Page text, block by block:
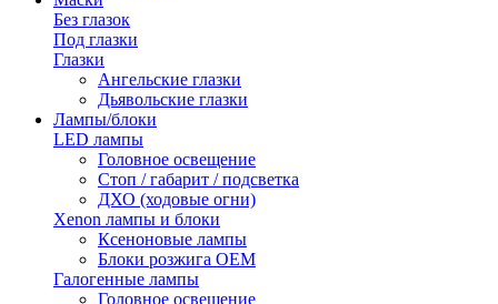
Без глазок
Под глазки
Глазки
Ангельские глазки
Дьявольские глазки
Лампы/блоки
LED лампы
Головное освещение
Стоп / габарит / подсветка
ДХО (ходовые огни)
Xenon лампы и блоки
Ксеноновые лампы
Блоки розжига OEM
Галогенные лампы
Головное освещение